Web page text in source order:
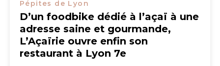
Pépites de Lyon
D’un foodbike dédié à l’açaï à une
adresse saine et gourmande,
L’Açaïrie ouvre enfin son
restaurant à Lyon 7e